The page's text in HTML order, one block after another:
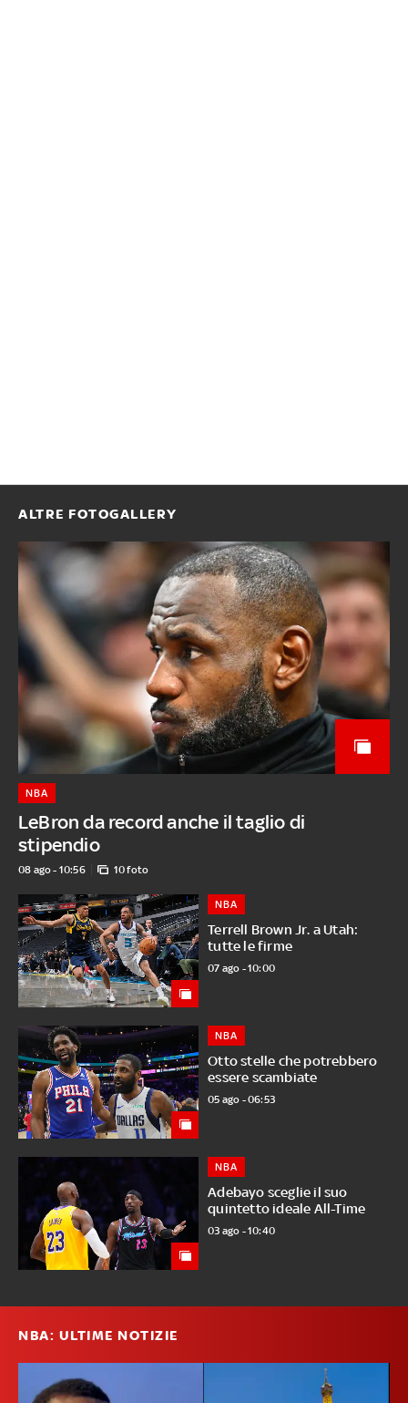
ALTRE FOTOGALLERY
LeBron da record anche il taglio di
stipendio
NBA
08 ago - 10:56 10 foto
Terrell Brown Jr. a Utah:
tutte le firme
NBA
07 ago - 10:00
Otto stelle che potrebbero
essere scambiate
NBA
05 ago - 06:53
Adebayo sceglie il suo
quintetto ideale All-Time
NBA
03 ago - 10:40
NBA: ULTIME NOTIZIE